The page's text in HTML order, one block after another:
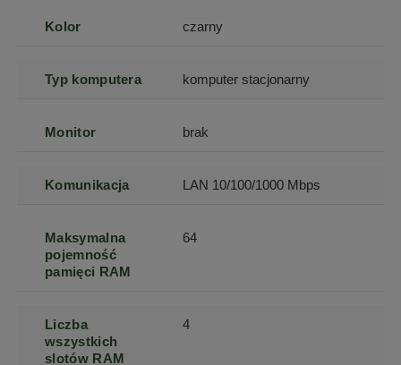
Kolor czarny
Typ komputera komputer stacjonarny
Monitor brak
Komunikacja LAN 10/100/1000 Mbps
Maksymalna
pojemność
pamięci RAM
64
Liczba
wszystkich
slotów RAM
4